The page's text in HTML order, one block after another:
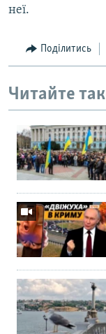
неї.
Поділитись
Читайте